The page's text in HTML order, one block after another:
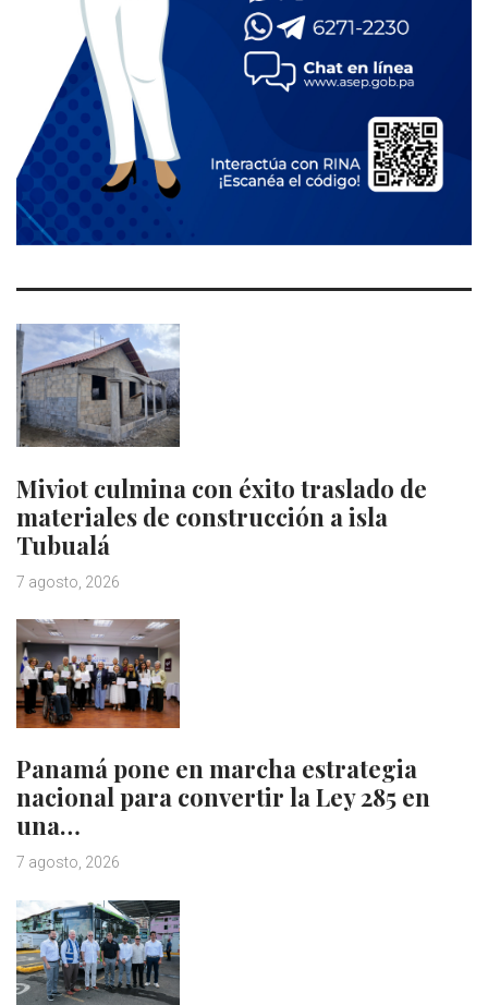
Miviot culmina con éxito traslado de
materiales de construcción a isla
Tubualá
7 agosto, 2026
Panamá pone en marcha estrategia
nacional para convertir la Ley 285 en
una…
7 agosto, 2026